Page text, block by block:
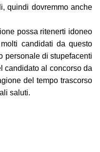
quindi dovremmo anche
possa ritenerti idoneo
candidati da questo
personale di stupefacenti
candidato al concorso da
del tempo trascorso
saluti.